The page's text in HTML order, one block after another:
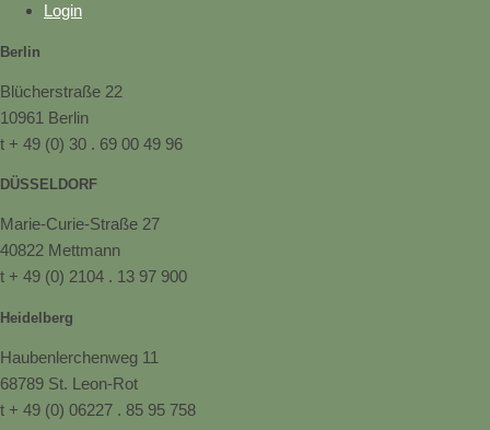
Login
Berlin
Blücherstraße 22
10961 Berlin
t + 49 (0) 30 . 69 00 49 96
DÜSSELDORF
Marie-Curie-Straße 27
40822 Mettmann
t + 49 (0) 2104 . 13 97 900
Heidelberg
Haubenlerchenweg 11
68789 St. Leon-Rot
t + 49 (0) 06227 . 85 95 758